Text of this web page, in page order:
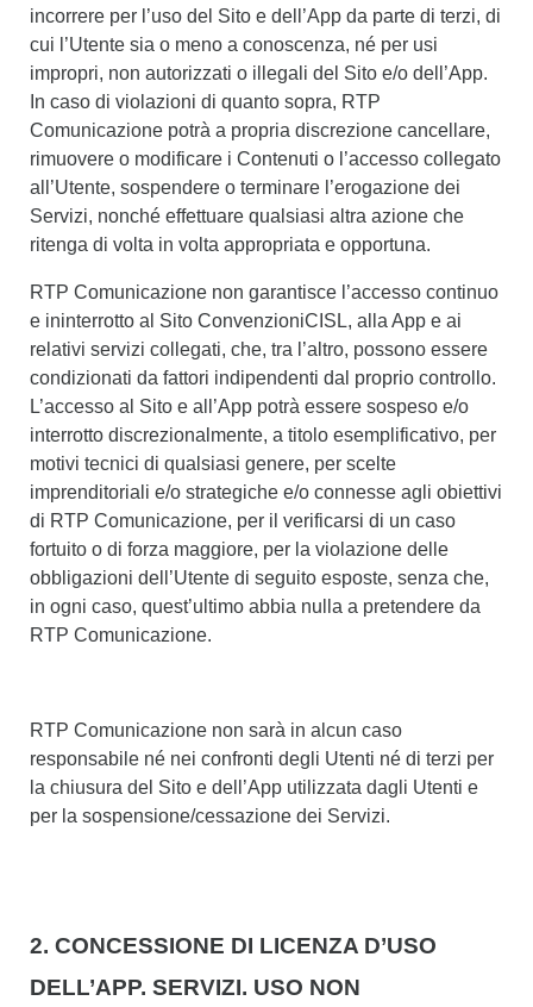
incorrere per l’uso del Sito e dell’App da parte di terzi, di
cui l’Utente sia o meno a conoscenza, né per usi
impropri, non autorizzati o illegali del Sito e/o dell’App.
In caso di violazioni di quanto sopra, RTP
Comunicazione potrà a propria discrezione cancellare,
rimuovere o modificare i Contenuti o l’accesso collegato
all’Utente, sospendere o terminare l’erogazione dei
Servizi, nonché effettuare qualsiasi altra azione che
ritenga di volta in volta appropriata e opportuna.
RTP Comunicazione non garantisce l’accesso continuo
e ininterrotto al Sito ConvenzioniCISL, alla App e ai
relativi servizi collegati, che, tra l’altro, possono essere
condizionati da fattori indipendenti dal proprio controllo.
L’accesso al Sito e all’App potrà essere sospeso e/o
interrotto discrezionalmente, a titolo esemplificativo, per
motivi tecnici di qualsiasi genere, per scelte
imprenditoriali e/o strategiche e/o connesse agli obiettivi
di RTP Comunicazione, per il verificarsi di un caso
fortuito o di forza maggiore, per la violazione delle
obbligazioni dell’Utente di seguito esposte, senza che,
in ogni caso, quest’ultimo abbia nulla a pretendere da
RTP Comunicazione.
RTP Comunicazione non sarà in alcun caso
responsabile né nei confronti degli Utenti né di terzi per
la chiusura del Sito e dell’App utilizzata dagli Utenti e
per la sospensione/cessazione dei Servizi.
2. CONCESSIONE DI LICENZA D’USO
DELL’APP. SERVIZI. USO NON